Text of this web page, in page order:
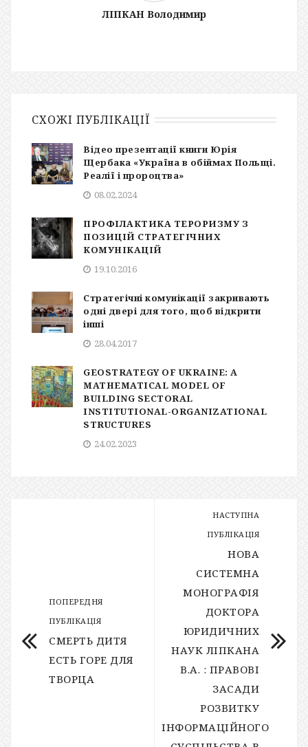
ЛІПКАН Володимир
СХОЖІ ПУБЛІКАЦІЇ
Відео презентації книги Юрія
Щербака «Україна в обіймах Польщі.
Реалії і пророцтва»
08.02.2024
ПРОФІЛАКТИКА ТЕРОРИЗМУ З
ПОЗИЦІЙ СТРАТЕГІЧНИХ
КОМУНІКАЦІЙ
19.10.2016
Стратегічні комунікації закривають
одні двері для того, щоб відкрити
інші
28.04.2017
GEOSTRATEGY OF UKRAINE: A
MATHEMATICAL MODEL OF
BUILDING SECTORAL
INSTITUTIONAL-ORGANIZATIONAL
STRUCTURES
24.02.2023
ПОПЕРЕДНЯ
ПУБЛІКАЦІЯ
СМЕРТЬ ДИТЯ
ЕСТЬ ГОРЕ ДЛЯ
ТВОРЦА
НАСТУПНА
ПУБЛІКАЦІЯ
НОВА
СИСТЕМНА
МОНОГРАФІЯ
ДОКТОРА
ЮРИДИЧНИХ
НАУК ЛІПКАНА
В.А. : ПРАВОВІ
ЗАСАДИ
РОЗВИТКУ
ІНФОРМАЦІЙНОГО